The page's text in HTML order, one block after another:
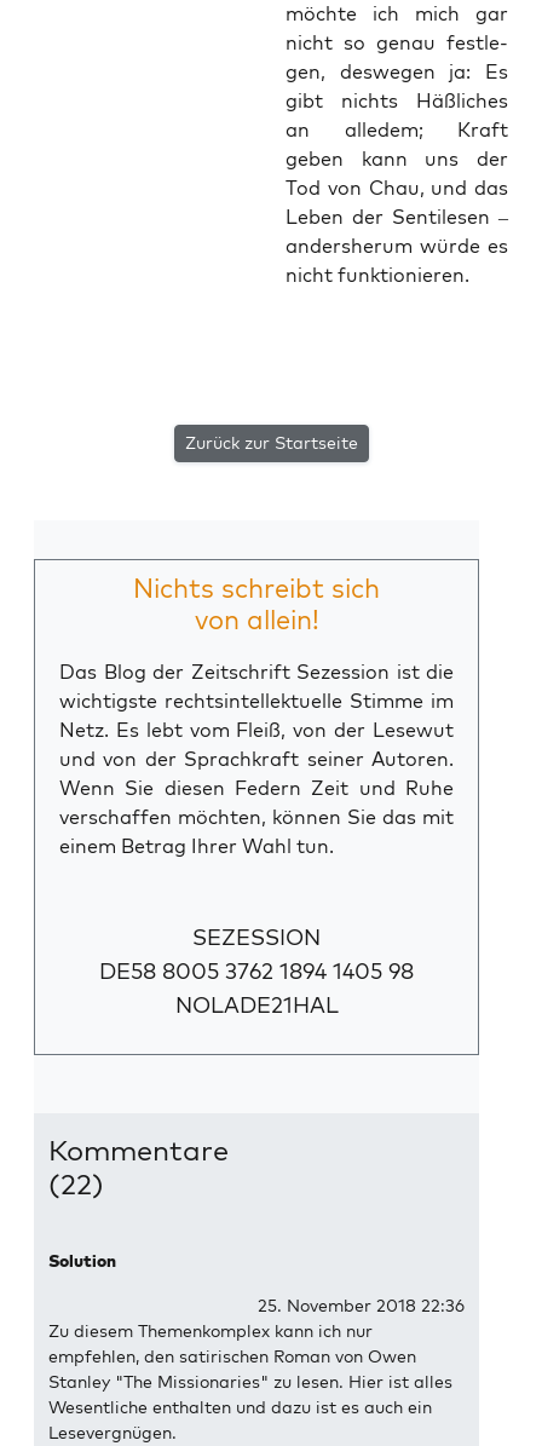
möch­te ich mich gar
nicht so genau fest­le­
gen, des­we­gen ja: Es
gibt nichts Häß­li­ches
an alle­dem; Kraft
geben kann uns der
Tod von Chau, und das
Leben der Sen­ti­le­sen –
anders­her­um wür­de es
nicht funktionieren.
Zurück zur Startseite
Nichts schreibt sich
von allein!
Das Blog der Zeitschrift Sezession ist die
wichtigste rechtsintellektuelle Stimme im
Netz. Es lebt vom Fleiß, von der Lesewut
und von der Sprachkraft seiner Autoren.
Wenn Sie diesen Federn Zeit und Ruhe
verschaffen möchten, können Sie das mit
einem Betrag Ihrer Wahl tun.
SEZESSION
DE58 8005 3762 1894 1405 98
NOLADE21HAL
Kommentare
(22)
Solution
25. November 2018 22:36
Zu diesem Themenkomplex kann ich nur
empfehlen, den satirischen Roman von Owen
Stanley "The Missionaries" zu lesen. Hier ist alles
Wesentliche enthalten und dazu ist es auch ein
Lesevergnügen.